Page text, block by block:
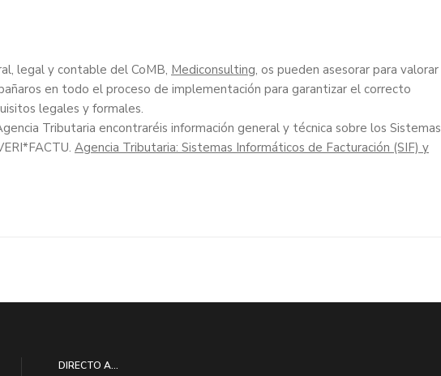
legal y contable del CoMB, Mediconsulting, os pueden asesorar para valorar
en todo el proceso de implementación para garantizar el correcto
legales y formales.
Tributaria encontraréis información general y técnica sobre los Sistemas
Agencia Tributaria: Sistemas Informáticos de Facturación (SIF) y
DIRECTO A...